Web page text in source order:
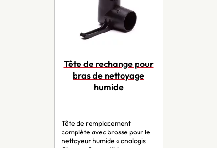
Tête de rechange pour
bras de nettoyage
humide
Tête de remplacement
complète avec brosse pour le
nettoyeur humide « analogis